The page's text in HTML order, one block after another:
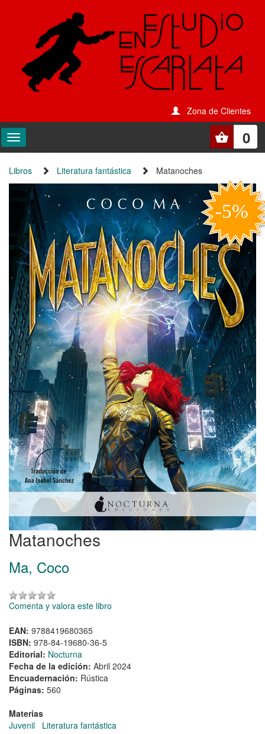
Zona de Clientes
0
Libros Literatura fantástica Matanoches
Matanoches
Ma, Coco
Comenta y valora este libro
EAN: 9788419680365
ISBN: 978-84-19680-36-5
Editorial: Nocturna
Fecha de la edición: Abril 2024
Encuadernación: Rústica
Páginas: 560
Materias
Juvenil
Literatura fantástica